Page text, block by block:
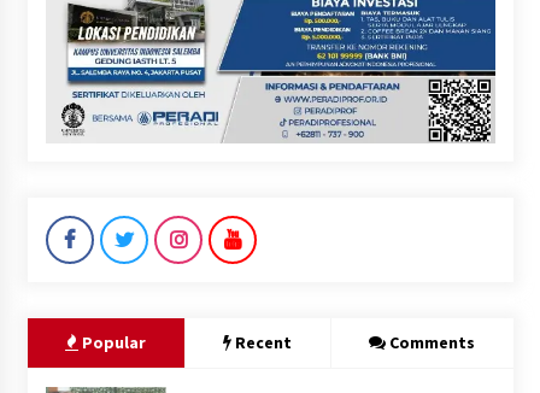
Popular Recent Comments